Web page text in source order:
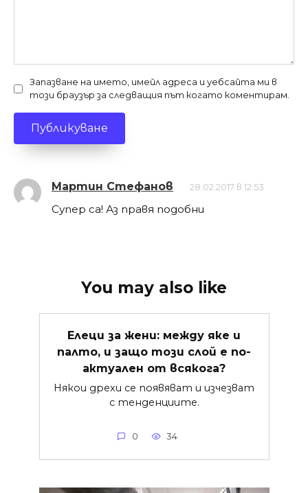
Запазване на името, имейл адреса и уебсайта ми в
този браузър за следващия път когато коментирам.
Мартин Стефанов 28.02.2017 в 12:53
Супер са! Аз правя подобни
You may also like
Елеци за жени: между яке и
палто, и защо този слой е по-
актуален от всякога?
Някои дрехи се появяват и изчезват
с тенденциите.
0 34